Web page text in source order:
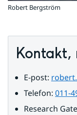
Robert Bergström
Kontakt,
E-post:
Telefon: 011-
Research